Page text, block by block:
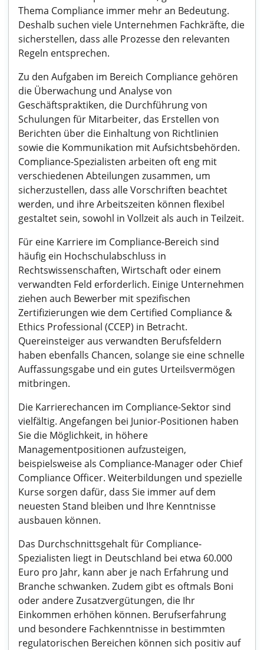
Thema Compliance immer mehr an Bedeutung.
Deshalb suchen viele Unternehmen Fachkräfte, die
sicherstellen, dass alle Prozesse den relevanten
Regeln entsprechen.
Zu den Aufgaben im Bereich Compliance gehören
die Überwachung und Analyse von
Geschäftspraktiken, die Durchführung von
Schulungen für Mitarbeiter, das Erstellen von
Berichten über die Einhaltung von Richtlinien
sowie die Kommunikation mit Aufsichtsbehörden.
Compliance-Spezialisten arbeiten oft eng mit
verschiedenen Abteilungen zusammen, um
sicherzustellen, dass alle Vorschriften beachtet
werden, und ihre Arbeitszeiten können flexibel
gestaltet sein, sowohl in Vollzeit als auch in Teilzeit.
Für eine Karriere im Compliance-Bereich sind
häufig ein Hochschulabschluss in
Rechtswissenschaften, Wirtschaft oder einem
verwandten Feld erforderlich. Einige Unternehmen
ziehen auch Bewerber mit spezifischen
Zertifizierungen wie dem Certified Compliance &
Ethics Professional (CCEP) in Betracht.
Quereinsteiger aus verwandten Berufsfeldern
haben ebenfalls Chancen, solange sie eine schnelle
Auffassungsgabe und ein gutes Urteilsvermögen
mitbringen.
Die Karrierechancen im Compliance-Sektor sind
vielfältig. Angefangen bei Junior-Positionen haben
Sie die Möglichkeit, in höhere
Managementpositionen aufzusteigen,
beispielsweise als Compliance-Manager oder Chief
Compliance Officer. Weiterbildungen und spezielle
Kurse sorgen dafür, dass Sie immer auf dem
neuesten Stand bleiben und Ihre Kenntnisse
ausbauen können.
Das Durchschnittsgehalt für Compliance-
Spezialisten liegt in Deutschland bei etwa 60.000
Euro pro Jahr, kann aber je nach Erfahrung und
Branche schwanken. Zudem gibt es oftmals Boni
oder andere Zusatzvergütungen, die Ihr
Einkommen erhöhen können. Berufserfahrung
und besondere Fachkenntnisse in bestimmten
regulatorischen Bereichen können sich positiv auf